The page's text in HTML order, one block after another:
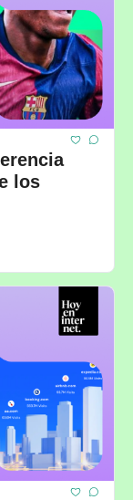
los